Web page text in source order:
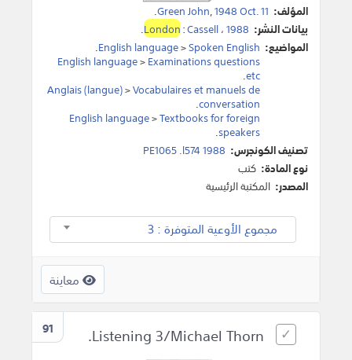
المؤلف: Green John,1948 Oct. 11
.
بيانات النشر:
London:Cassell،1988
.
المواضيع:
English language>Spoken English
.
English language>Examinations questions
etc
.
Anglais (langue)>Vocabulaires et manuels de
conversation
.
English language>Textbooks for foreign
speakers
.
تصنيف الكونجرس: PE1065 .l574 1988
نوع المادة: كتب
المصدر: المكتبة الرئيسية
مجموع الأوعية المتوفرة : 3
معاينة
91